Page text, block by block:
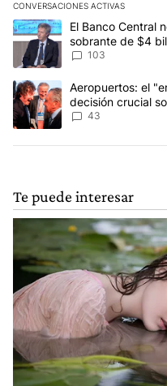
CONVERSACIONES ACTIVAS
Este listado muestra los
Un artículo de tendencia
El Banco Central
sobrante de $4
103
Un artículo de tendencia
Aeropuertos: el
decisión crucial
43